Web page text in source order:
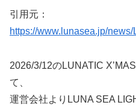
引用元：
https://www.lunasea.jp/
2026/3/12のLUNATIC
て、
運営会社よりLUNA SEA